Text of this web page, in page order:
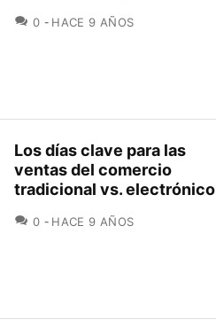
0 COMENTARIOS
HACE 9 AÑOS
Los días clave para las
ventas del comercio
tradicional vs. electrónico
0 COMENTARIOS
HACE 9 AÑOS